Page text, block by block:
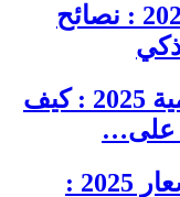
العقارات في مصر 2025 : نصائح
الصحة النفسية الرقمية 2025 : كيف
على…
الاقتصاد وارتفاع الأسعار 2025 :